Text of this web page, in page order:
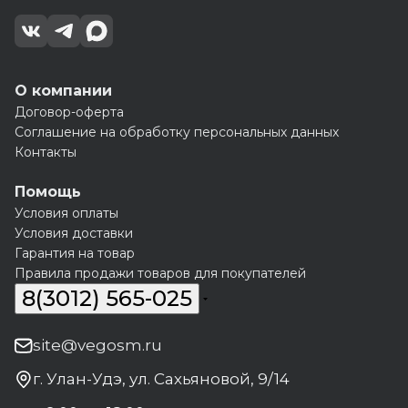
О компании
Договор-оферта
Соглашение на обработку персональных данных
Контакты
Помощь
Условия оплаты
Условия доставки
Гарантия на товар
Правила продажи товаров для покупателей
8(3012) 565-025
site@vegosm.ru
г. Улан-Удэ, ул. Сахьяновой, 9/14